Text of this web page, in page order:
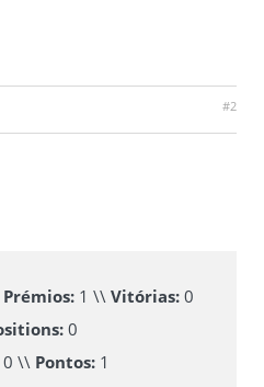
#2
1 \\ Vitórias:0
0
\\ Pontos:1